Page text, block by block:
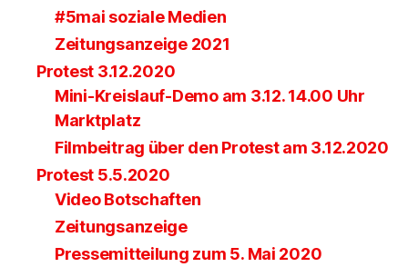
#5mai soziale Medien
Zeitungsanzeige 2021
Protest 3.12.2020
Mini-Kreislauf-Demo am 3.12. 14.00 Uhr
Marktplatz
Filmbeitrag über den Protest am 3.12.2020
Protest 5.5.2020
Video Botschaften
Zeitungsanzeige
Pressemitteilung zum 5. Mai 2020